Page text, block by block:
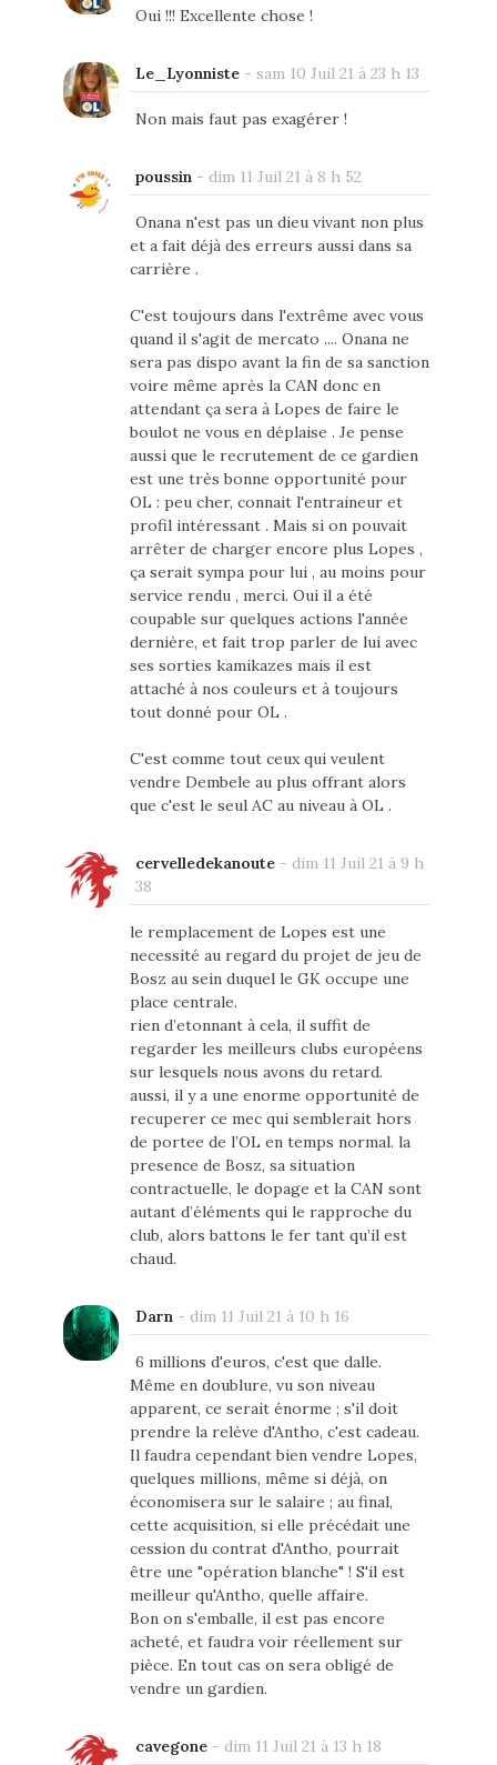
Oui !!! Excellente chose !
Le_Lyonniste- sam 10 Juil 21 à 23 h 13
Non mais faut pas exagérer !
poussin - dim 11 Juil 21 à 8 h 52
Onana n'est pas un dieu vivant non plus
et a fait déjà des erreurs aussi dans sa
carrière .
C'est toujours dans l'extrême avec vous
quand il s'agit de mercato .... Onana ne
sera pas dispo avant la fin de sa sanction
voire même après la CAN donc en
attendant ça sera à Lopes de faire le
boulot ne vous en déplaise . Je pense
aussi que le recrutement de ce gardien
est une très bonne opportunité pour
OL : peu cher, connait l'entraineur et
profil intéressant . Mais si on pouvait
arrêter de charger encore plus Lopes ,
ça serait sympa pour lui , au moins pour
service rendu , merci. Oui il a été
coupable sur quelques actions l'année
dernière, et fait trop parler de lui avec
ses sorties kamikazes mais il est
attaché à nos couleurs et à toujours
tout donné pour OL .
C'est comme tout ceux qui veulent
vendre Dembele au plus offrant alors
que c'est le seul AC au niveau à OL .
cervelledekanoute- dim 11 Juil 21 à 9 h
38
le remplacement de Lopes est une
necessité au regard du projet de jeu de
Bosz au sein duquel le GK occupe une
place centrale.
rien d’etonnant à cela, il suffit de
regarder les meilleurs clubs européens
sur lesquels nous avons du retard.
aussi, il y a une enorme opportunité de
recuperer ce mec qui semblerait hors
de portee de l’OL en temps normal. la
presence de Bosz, sa situation
contractuelle, le dopage et la CAN sont
autant d’éléments qui le rapproche du
club, alors battons le fer tant qu’il est
chaud.
Darn - dim 11 Juil 21 à 10 h 16
6 millions d'euros, c'est que dalle.
Même en doublure, vu son niveau
apparent, ce serait énorme ; s'il doit
prendre la relève d'Antho, c'est cadeau.
Il faudra cependant bien vendre Lopes,
quelques millions, même si déjà, on
économisera sur le salaire ; au final,
cette acquisition, si elle précédait une
cession du contrat d'Antho, pourrait
être une "opération blanche" ! S'il est
meilleur qu'Antho, quelle affaire.
Bon on s'emballe, il est pas encore
acheté, et faudra voir réellement sur
pièce. En tout cas on sera obligé de
vendre un gardien.
cavegone- dim 11 Juil 21 à 13 h 18